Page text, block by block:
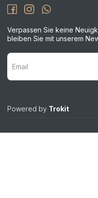
Verpassen Sie keine
bleiben Sie mit unserem
Powered by Trokit